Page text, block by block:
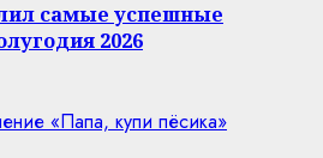
самые успешные
2026
«Папа, купи пёсика»